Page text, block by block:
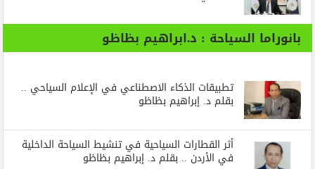
بانوراما السياحة : د.ابراهيم بظاظو
تطبيقات الذكاء الاصطناعي في الإعلام السياحي ..
بقلم د. إبراهيم بظاظو
أثر القطارات السياحية في تنشيط السياحة الداخلية
في الأردن .. بقلم د. إبراهيم بظاظو